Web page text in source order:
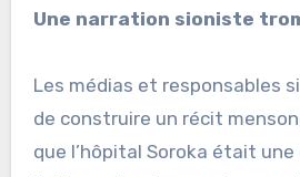
Une narration sioniste
Les médias et responsables
de construire un récit
que l’hôpital Soroka était